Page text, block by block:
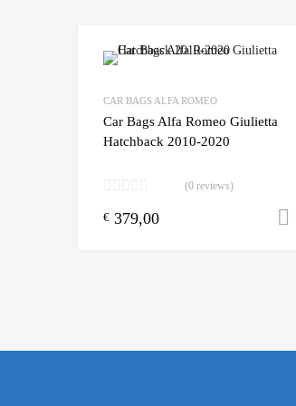
CAR BAGS ALFA ROMEO
Car Bags Alfa Romeo Giulietta
Hatchback 2010-2020
(0 reviews)
€ 379,00